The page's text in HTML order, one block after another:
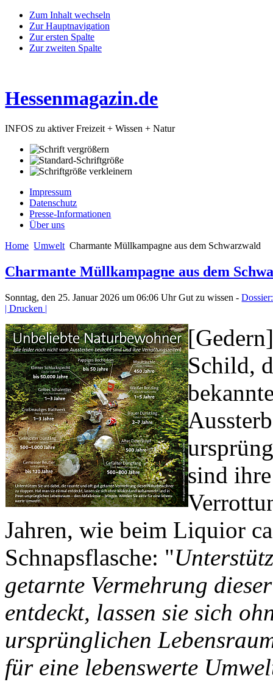
Zum Inhalt wechseln
Zur Hauptnavigation
Zur ersten Spalte
Zur zweiten Spalte
Hessenmagazin.de
INFOS zu aktiver Freizeit + Wissen + Natur
Impressum
Datenschutz
Presse-Informationen
Über uns
Home Umwelt Charmante Müllkampagne aus dem Schwarzwald
Charmante Müllkampagne aus dem
Sonntag, den 25. Januar 2026 um 06:06 UhrGut zu wissen -
| Drucken |
Schild,
sind
Jahren, wie beim Liquior
Schnapsflasche: "
getarnte Vermehrung
entdeckt, lassen sie sich
ursprünglichen
für eine lebenswerte